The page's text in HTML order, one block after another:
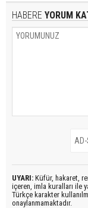
HABERE YORUM
UYARI: Küfür, hakaret,
içeren, imla kuralları ile
Türkçe karakter
onaylanmamaktadır.